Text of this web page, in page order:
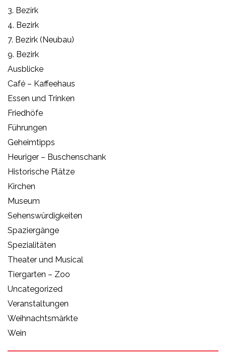
3. Bezirk
4. Bezirk
7. Bezirk (Neubau)
9. Bezirk
Ausblicke
Café – Kaffeehaus
Essen und Trinken
Friedhöfe
Führungen
Geheimtipps
Heuriger – Buschenschank
Historische Plätze
Kirchen
Museum
Sehenswürdigkeiten
Spaziergänge
Spezialitäten
Theater und Musical
Tiergarten – Zoo
Uncategorized
Veranstaltungen
Weihnachtsmärkte
Wein